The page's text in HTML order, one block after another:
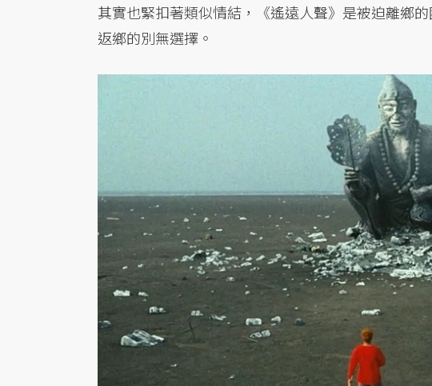
其實也緊扣著類似情結，《遙遠人聲》是被迫離鄉
返鄉的別無選擇。